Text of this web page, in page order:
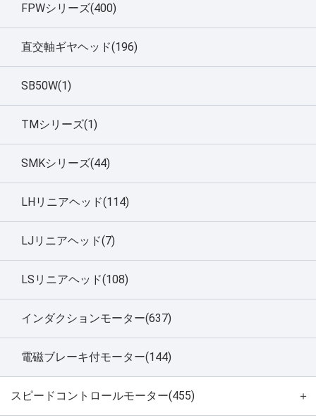
FPWシリーズ(400)
直交軸ギヤヘッド(196)
SB50W(1)
TMシリーズ(1)
SMKシリーズ(44)
LHリニアヘッド(114)
LJリニアヘッド(7)
LSリニアヘッド(108)
インダクションモーター(637)
電磁ブレーキ付モーター(144)
スピードコントロールモーター(455) ＋